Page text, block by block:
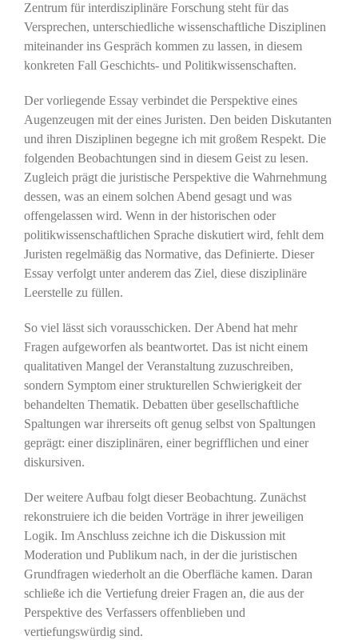
Zentrum für interdisziplinäre Forschung steht für das
Versprechen, unterschiedliche wissenschaftliche Disziplinen
miteinander ins Gespräch kommen zu lassen, in diesem
konkreten Fall Geschichts- und Politikwissenschaften.
Der vorliegende Essay verbindet die Perspektive eines
Augenzeugen mit der eines Juristen. Den beiden Diskutanten
und ihren Disziplinen begegne ich mit großem Respekt. Die
folgenden Beobachtungen sind in diesem Geist zu lesen.
Zugleich prägt die juristische Perspektive die Wahrnehmung
dessen, was an einem solchen Abend gesagt und was
offengelassen wird. Wenn in der historischen oder
politikwissenschaftlichen Sprache diskutiert wird, fehlt dem
Juristen regelmäßig das Normative, das Definierte. Dieser
Essay verfolgt unter anderem das Ziel, diese disziplinäre
Leerstelle zu füllen.
So viel lässt sich vorausschicken. Der Abend hat mehr
Fragen aufgeworfen als beantwortet. Das ist nicht einem
qualitativen Mangel der Veranstaltung zuzuschreiben,
sondern Symptom einer strukturellen Schwierigkeit der
behandelten Thematik. Debatten über gesellschaftliche
Spaltungen war ihrerseits oft genug selbst von Spaltungen
geprägt: einer disziplinären, einer begrifflichen und einer
diskursiven.
Der weitere Aufbau folgt dieser Beobachtung. Zunächst
rekonstruiere ich die beiden Vorträge in ihrer jeweiligen
Logik. Im Anschluss zeichne ich die Diskussion mit
Moderation und Publikum nach, in der die juristischen
Grundfragen wiederholt an die Oberfläche kamen. Daran
schließe ich die Vertiefung dreier Fragen an, die aus der
Perspektive des Verfassers offenblieben und
vertiefungswürdig sind.